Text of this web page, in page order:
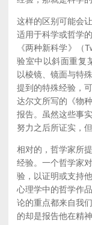
这样的区别可能会
适用于科学或哲学
《两种新科学》（
验室中以斜面重复
以棱镜、镜面与特
提到的特殊经验，
达尔文所写的《物
报告。虽然这些事
努力之后所证实，
相对的，哲学家所
经验。一个哲学家
验，以证明或支持
心理学中的哲学作
论的重点都来自我
的却是报告他在精